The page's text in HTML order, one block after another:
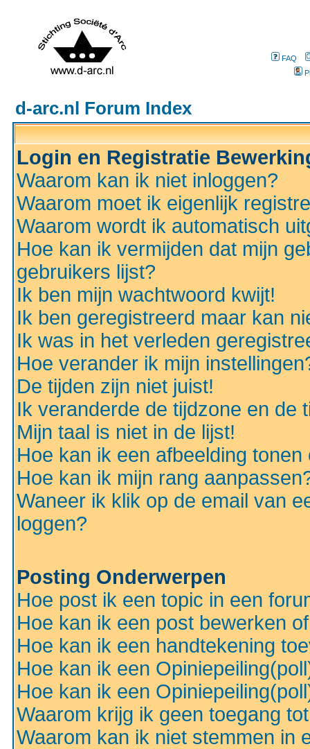
FAQ
d-arc.nl Forum Index
Login en Registratie
Waarom kan ik niet inloggen?
Waarom moet ik eigenlijk
Waarom wordt ik automatisch
Hoe kan ik vermijden dat mijn
gebruikers lijst?
Ik ben mijn wachtwoord kwijt!
Ik ben geregistreerd maar kan
Ik was in het verleden
Hoe verander ik mijn
De tijden zijn niet juist!
Ik veranderde de tijdzone en de
Mijn taal is niet in de lijst!
Hoe kan ik een afbeelding
Hoe kan ik mijn rang
Waneer ik klik op de email van
loggen?
Posting Onderwerpen
Hoe post ik een topic in een
Hoe kan ik een post bewerken
Hoe kan ik een handtekening
Hoe kan ik een
Hoe kan ik een
Waarom krijg ik geen toegang
Waarom kan ik niet stemmen in